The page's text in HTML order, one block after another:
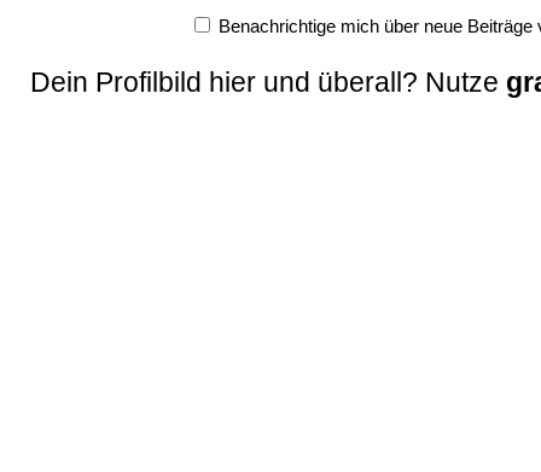
Benachrichtige mich über neue Beiträge
Dein Profilbild hier und überall? Nutze